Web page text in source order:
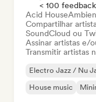
< 100
Acid House
Compartilhar
SoundCloud ou
Assinar artistas e/
Transmitir artistas
Electro Jazz / Nu
House music